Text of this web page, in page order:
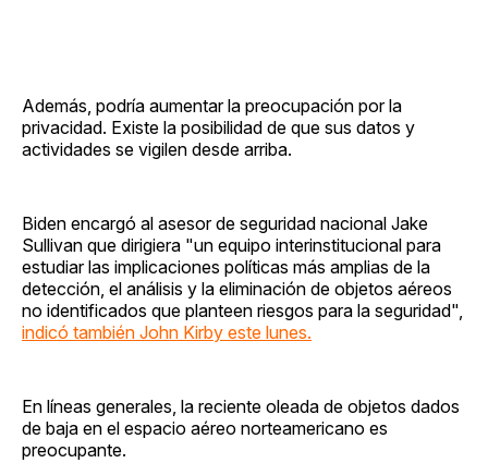
Además, podría aumentar la preocupación por la
privacidad. Existe la posibilidad de que sus datos y
actividades se vigilen desde arriba.
Biden encargó al asesor de seguridad nacional Jake
Sullivan que dirigiera "un equipo interinstitucional para
estudiar las implicaciones políticas más amplias de la
detección, el análisis y la eliminación de objetos aéreos
no identificados que planteen riesgos para la seguridad",
indicó también John Kirby este lunes.
En líneas generales, la reciente oleada de objetos dados
de baja en el espacio aéreo norteamericano es
preocupante.